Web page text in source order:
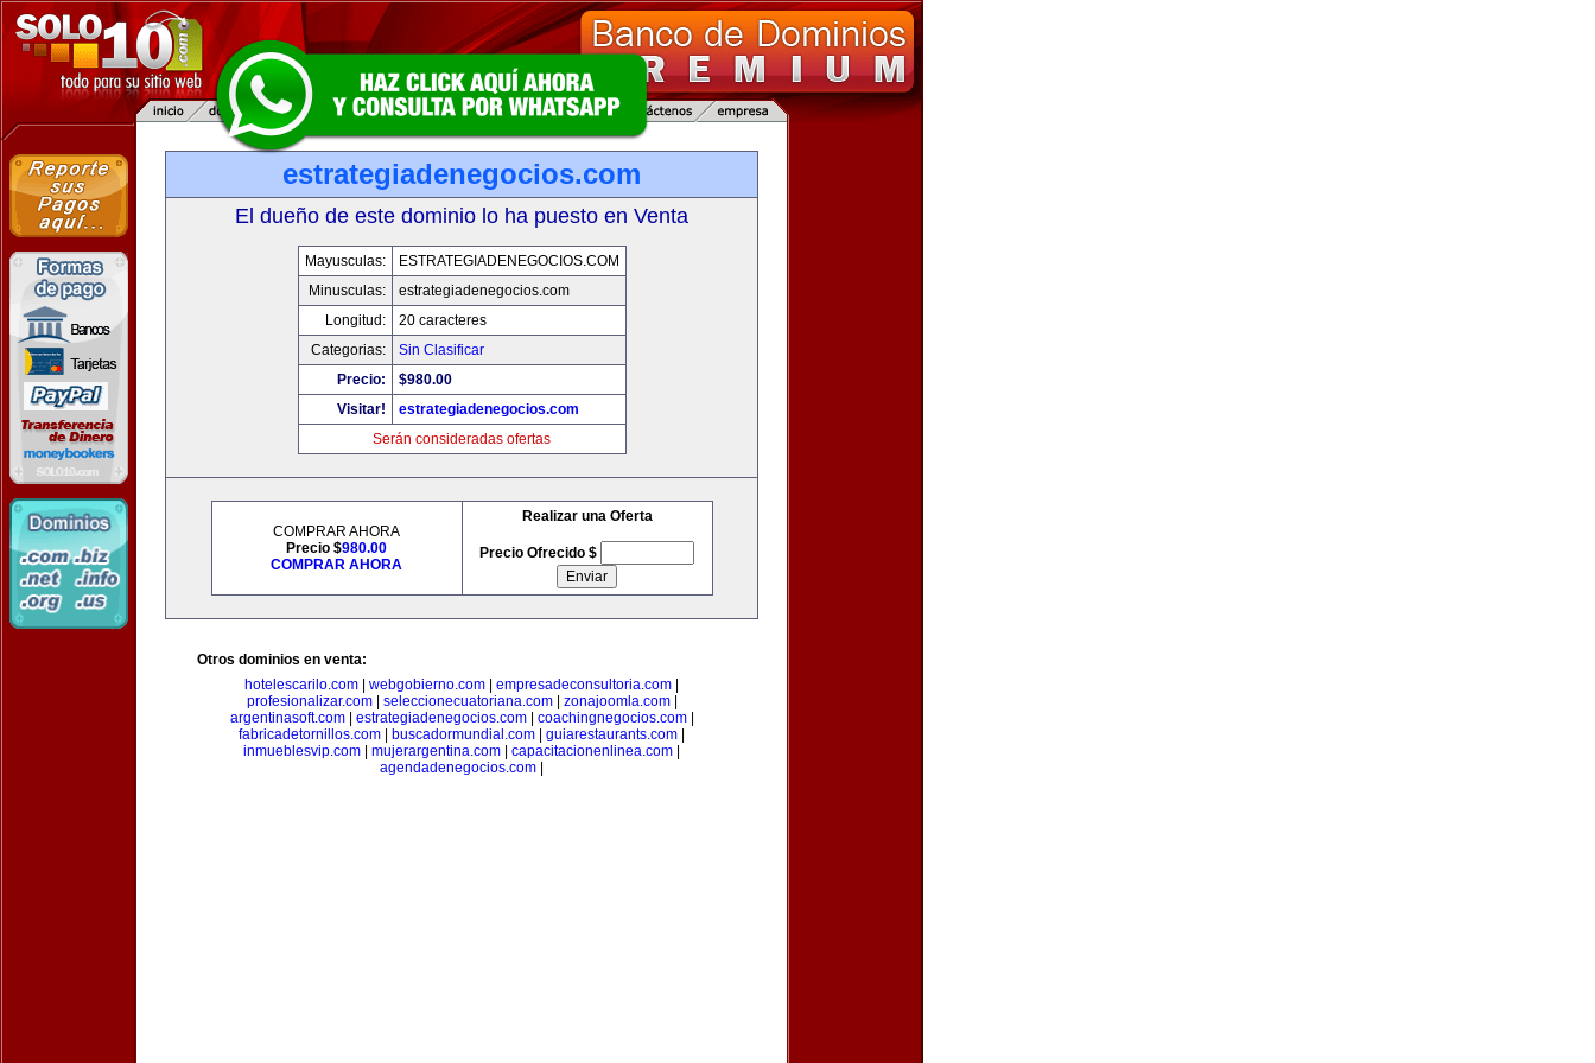
estrategiadenegocios.com
El dueño de este dominio lo ha puesto en Venta
Mayusculas:
ESTRATEGIADENEGOCIOS.COM
Minusculas:
estrategiadenegocios.com
Longitud:
20 caracteres
Categorias:
Sin Clasificar
Precio:
$980.00
Visitar!
estrategiadenegocios.com
Serán consideradas ofertas
COMPRAR AHORA
Precio $980.00
COMPRAR AHORA
Realizar una Oferta
Precio Ofrecido $
Otros dominios en venta:
hotelescarilo.com
webgobierno.com empresadeconsultoria.com
profesionalizar.com| seleccionecuatoriana.com| zonajoomla.com|
argentinasoft.com| estrategiadenegocios.com| coachingnegocios.com|
fabricadetornillos.com
buscadormundial.com guiarestaurants.com
inmueblesvip.com
mujerargentina.com capacitacionenlinea.com
agendadenegocios.com